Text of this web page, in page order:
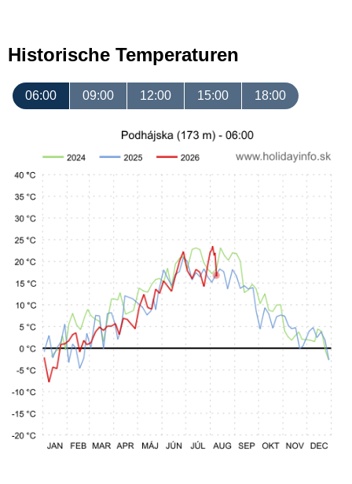
Historische Temperaturen
06:00 09:00 12:00 15:00 18:00